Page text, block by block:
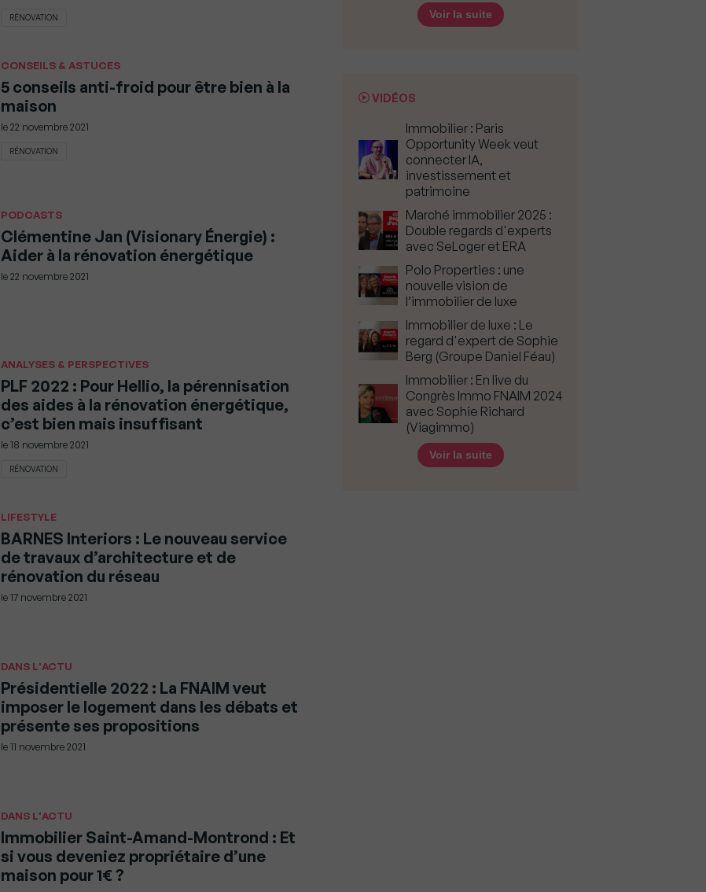
RÉNOVATION
CONSEILS & ASTUCES
5 conseils anti-froid pour être bien à la
maison
le22 novembre 2021
RÉNOVATION
PODCASTS
Clémentine Jan (Visionary Énergie) :
Aider à la rénovation énergétique
le22 novembre 2021
ANALYSES & PERSPECTIVES
PLF 2022 : Pour Hellio, la pérennisation
des aides à la rénovation énergétique,
c’est bien mais insuffisant
le18 novembre 2021
RÉNOVATION
LIFESTYLE
BARNES Interiors : Le nouveau service
de travaux d’architecture et de
rénovation du réseau
le17 novembre 2021
DANS L'ACTU
Présidentielle 2022 : La FNAIM veut
imposer le logement dans les débats et
présente ses propositions
le11 novembre 2021
DANS L'ACTU
Immobilier Saint-Amand-Montrond : Et
si vous deveniez propriétaire d’une
maison pour 1€ ?
Voir la suite
VIDÉOS
Immobilier : Paris
Opportunity Week veut
connecter IA,
investissement et
patrimoine
Marché immobilier 2025 :
Double regards d'experts
avec SeLoger et ERA
Polo Properties : une
nouvelle vision de
l’immobilier de luxe
Immobilier de luxe : Le
regard d'expert de Sophie
Berg (Groupe Daniel Féau)
Immobilier : En live du
Congrès Immo FNAIM 2024
avec Sophie Richard
(Viagimmo)
Voir la suite